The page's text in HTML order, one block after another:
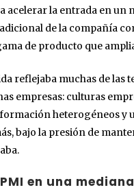
acelerar la entrada en un
de la compañía
de producto que
reflejaba muchas de las
empresas: culturas
heterogéneos
bajo la presión de
en una